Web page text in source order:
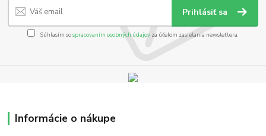
Prihlásiť sa
Súhlasím sospracovaním osobných údajov za účelom zasielania newslettera.
Informácie o nákupe